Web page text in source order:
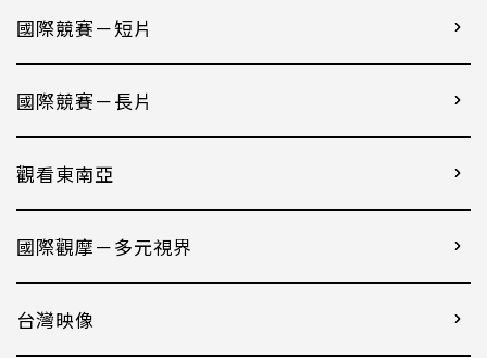
國際競賽－短片
國際競賽－長片
觀看東南亞
國際觀摩－多元視界
台灣映像